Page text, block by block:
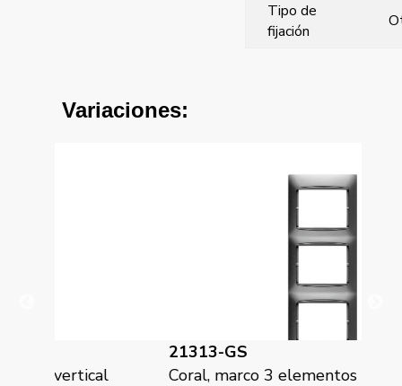
Tipo de
fijación
Variaciones:
Coral, marco 3 elementos vertical